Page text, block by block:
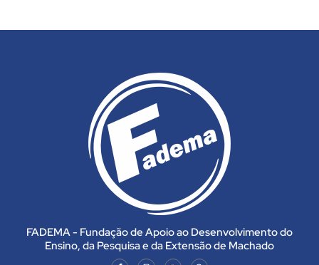
FADEMA - Fundação de Apoio ao Desenvolvimento do
Ensino, da Pesquisa e da Extensão de Machado